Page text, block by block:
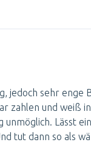
jedoch sehr enge
zahlen und weiß
unmöglich. Lässt
tut dann so als